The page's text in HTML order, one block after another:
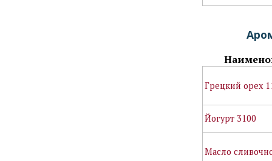
Грецкий орех
Йогурт 3100
Масло